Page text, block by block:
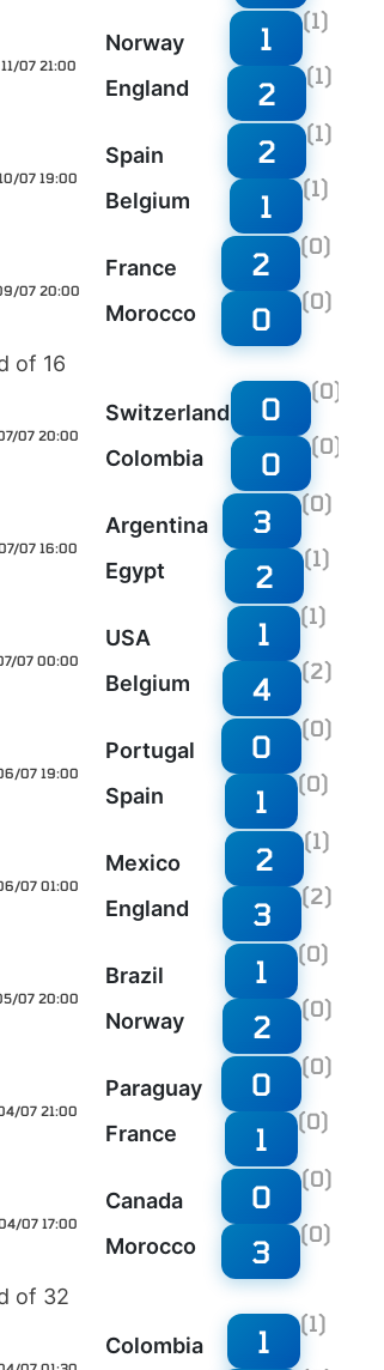
11/07 21:00
Norway
England
1 (1)
2 (1)
07 19:00
Spain
Belgium
2 (1)
1 (1)
07 20:00
France
Morocco
2 (0)
0 (0)
of 16
07 20:00
Switzerland
Colombia
0 (0)
0 (0)
07 16:00
Argentina
Egypt
3 (0)
2 (1)
07 00:00
USA
Belgium
1 (1)
4 (2)
07 19:00
Portugal
Spain
0 (0)
1 (0)
07 01:00
Mexico
England
2 (1)
3 (2)
07 20:00
Brazil
Norway
1 (0)
2 (0)
07 21:00
Paraguay
France
0 (0)
1 (0)
07 17:00
Canada
Morocco
0 (0)
3 (0)
of 32
Colombia
1 (1)